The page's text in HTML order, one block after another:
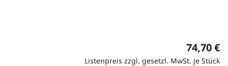
74,70 €
Listenpreis zzgl. gesetzl. MwSt. je Stück